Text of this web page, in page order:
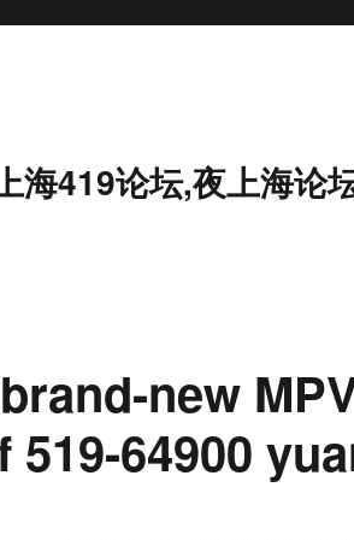
海419论坛,夜上海论
new
64900